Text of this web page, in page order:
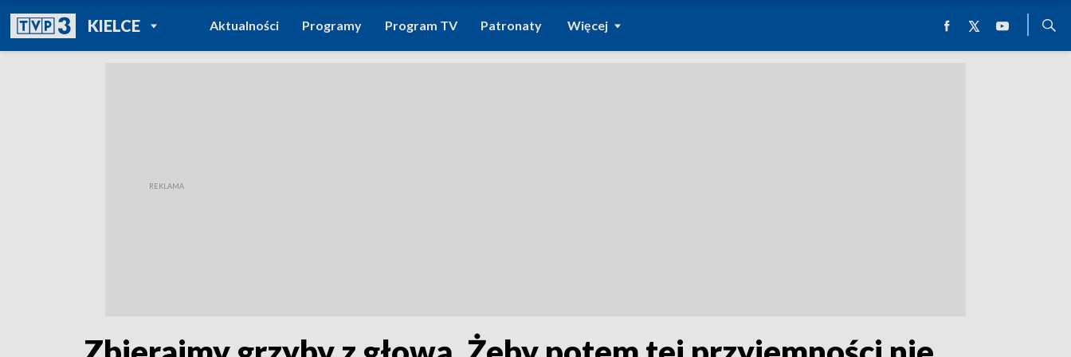
KIELCEPOWRÓT DO
TVP REGIONY
Aktualności Programy Program TV Patronaty Więcej